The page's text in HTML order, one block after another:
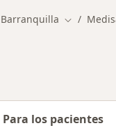
de ciudad
Barranquilla Cambiar
Para los pacientes